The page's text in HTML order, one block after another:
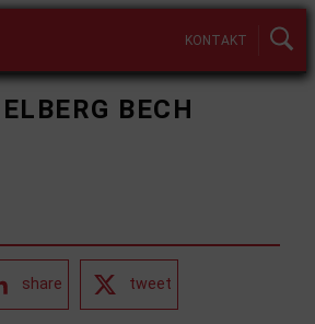
KONTAKT
BECH
share tweet